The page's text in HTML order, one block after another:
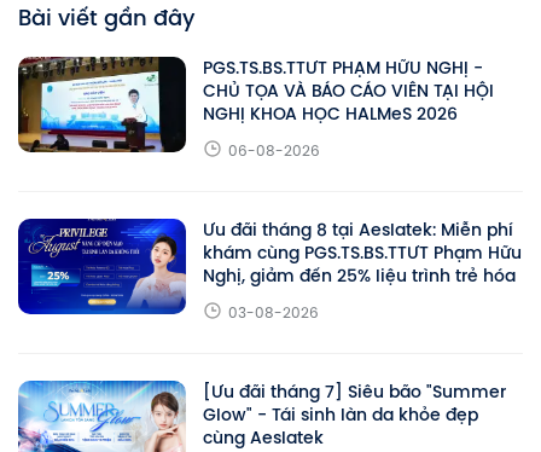
Bài viết gần đây
PGS.TS.BS.TTƯT PHẠM HỮU NGHỊ -
CHỦ TỌA VÀ BÁO CÁO VIÊN TẠI HỘI
NGHỊ KHOA HỌC HALMeS 2026
06-08-2026
Ưu đãi tháng 8 tại Aeslatek: Miễn phí
khám cùng PGS.TS.BS.TTƯT Phạm Hữu
Nghị, giảm đến 25% liệu trình trẻ hóa
03-08-2026
[Ưu đãi tháng 7] Siêu bão "Summer
Glow" - Tái sinh làn da khỏe đẹp
cùng Aeslatek